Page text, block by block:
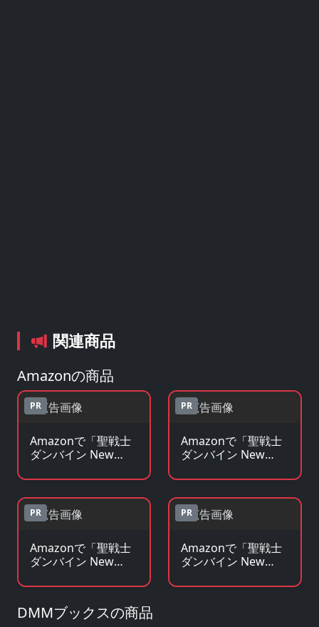
関連商品
Amazonの商品
PR
Amazonで「聖戦士
ダンバイン New
ray・DVDを見る
PR
Amazonで「聖戦士
ダンバイン New
ミックを見る
PR
Amazonで「聖戦士
ダンバイン New
説・ラノベを見る
PR
Amazonで「聖戦士
ダンバイン New
ズ・フィギュアを見
DMMブックスの商品